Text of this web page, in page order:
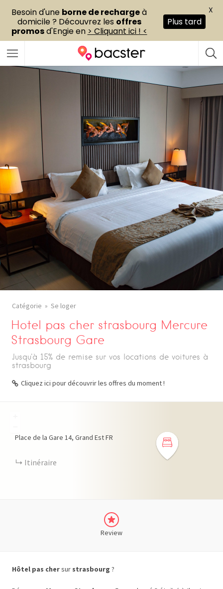
Catégorie Se loger
Hotel pas cher strasbourg Mercure
Strasbourg Gare
Jusqu'à 15% de remise sur vos locations de voitures à
strasbourg
Cliquez ici pour découvrir les offres du moment !
Place de la Gare 14 Grand EstFR
Itinéraire
Review
Hôtel pas chersur strasbourg ?
Besoin d'une borne de rechargeà
domicile ? Découvrez les offres
promosd'Engie en > Cliquant ici ! <
Plus tard
X